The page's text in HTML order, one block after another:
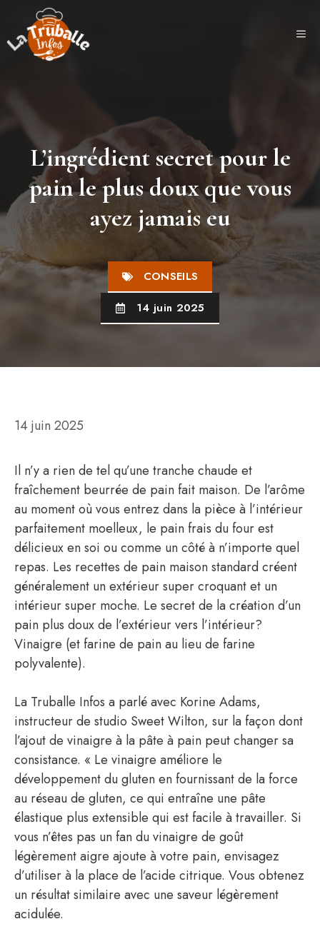
contenu
L’ingrédient secret pour le
pain le plus doux que vous
ayez jamais eu
CONSEILS
14 juin 2025
14 juin 2025
Il n’y a rien de tel qu’une tranche chaude et
fraîchement beurrée de pain fait maison. De l’arôme
au moment où vous entrez dans la pièce à l’intérieur
parfaitement moelleux, le pain frais du four est
délicieux en soi ou comme un côté à n’importe quel
repas. Les recettes de pain maison standard créent
généralement un extérieur super croquant et un
intérieur super moche. Le secret de la création d’un
pain plus doux de l’extérieur vers l’intérieur?
Vinaigre (et farine de pain au lieu de farine
polyvalente).
La Truballe Infos a parlé avec Korine Adams,
instructeur de studio Sweet Wilton, sur la façon dont
l’ajout de vinaigre à la pâte à pain peut changer sa
consistance. « Le vinaigre améliore le
développement du gluten en fournissant de la force
au réseau de gluten, ce qui entraîne une pâte
élastique plus extensible qui est facile à travailler. Si
vous n’êtes pas un fan du vinaigre de goût
légèrement aigre ajoute à votre pain, envisagez
d’utiliser à la place de l’acide citrique. Vous obtenez
un résultat similaire avec une saveur légèrement
acidulée.